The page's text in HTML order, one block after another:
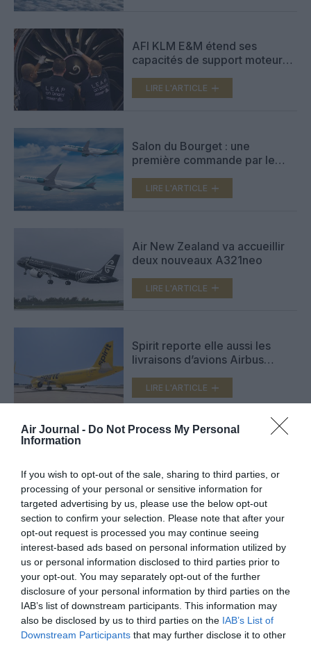
Air Journal - Do Not Process My Personal
Information
If you wish to opt-out of the sale, sharing to third parties, or
processing of your personal or sensitive information for
targeted advertising by us, please use the below opt-out
section to confirm your selection. Please note that after your
opt-out request is processed you may continue seeing
interest-based ads based on personal information utilized by
us or personal information disclosed to third parties prior to
your opt-out. You may separately opt-out of the further
disclosure of your personal information by third parties on the
IAB’s list of downstream participants. This information may
also be disclosed by us to third parties on the IAB’s List of
Downstream Participants that may further disclose it to other
AFI KLM E&M étend ses
capacités de support moteur
LIRE L'ARTICLE
Salon du Bourget : une
première commande par le
Airbus A350F et des avions de
la famille A320neo
LIRE L'ARTICLE
Air New Zealand va accueillir
deux nouveaux A321neo
LIRE L'ARTICLE
Spirit reporte elle aussi les
livraisons d’avions Airbus
Whitney
LIRE L'ARTICLE
premier semestre
LIRE L'ARTICLE
VOIR PLUS D'ARTICLES
FAIRE UN DON